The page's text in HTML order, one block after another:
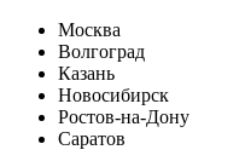
Москва
Волгоград
Казань
Новосибирск
Ростов-на-Дону
Саратов